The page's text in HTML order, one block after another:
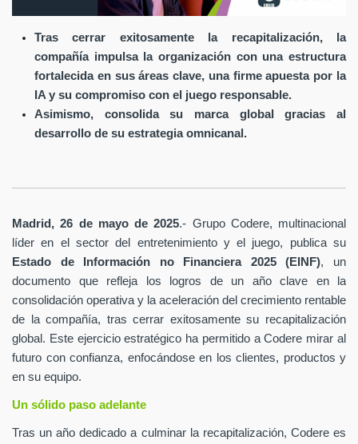
Tras cerrar exitosamente la recapitalización, la
compañía impulsa la organización con una estructura
fortalecida en sus áreas clave, una firme apuesta por la
IA y su compromiso con el juego responsable.
Asimismo, consolida su marca global gracias al
desarrollo de su estrategia omnicanal.
Madrid, 26 de mayo de 2025.- Grupo Codere, multinacional
líder en el sector del entretenimiento y el juego, publica su
Estado de Información no Financiera 2025 (EINF), un
documento que refleja los logros de un año clave en la
consolidación operativa y la aceleración del crecimiento rentable
de la compañía, tras cerrar exitosamente su recapitalización
global. Este ejercicio estratégico ha permitido a Codere mirar al
futuro con confianza, enfocándose en los clientes, productos y
en su equipo.
Un sólido paso adelante
Tras un año dedicado a culminar la recapitalización, Codere es